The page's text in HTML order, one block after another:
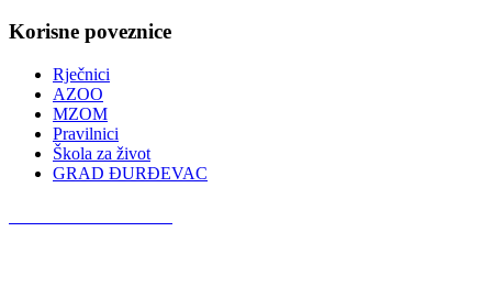
Korisne poveznice
Rječnici
AZOO
MZOM
Pravilnici
Škola za život
GRAD ĐURĐEVAC